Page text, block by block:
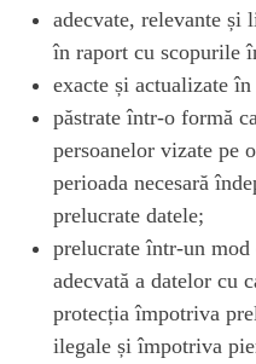
adecvate, relevante și
în raport cu scopurile
exacte și actualizate în
păstrate într-o formă
persoanelor vizate pe
perioada necesară
prelucrate datele;
prelucrate într-un mod
adecvată a datelor cu
protecția împotriva
ilegale și împotriva